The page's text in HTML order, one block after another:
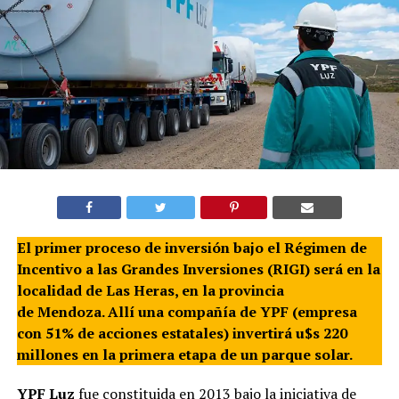
El primer proceso de inversión bajo el Régimen de
Incentivo a las Grandes Inversiones (RIGI) será en la
localidad de Las Heras, en la provincia
de Mendoza. Allí una compañía de YPF (empresa
con 51% de acciones estatales) invertirá u$s 220
millones en la primera etapa de un parque solar.
YPF Luz fue constituida en 2013 bajo la iniciativa de